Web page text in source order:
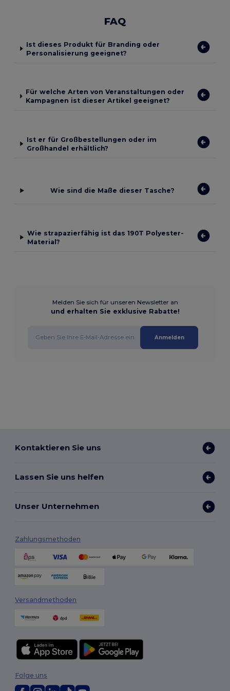
FAQ
Ist dieses Produkt für Branding oder
Personalisierung geeignet?
Für welche Arten von Veranstaltungen oder
Kampagnen ist dieser Artikel geeignet?
Ist er für Großbestellungen oder im
Großhandel erhältlich?
Wie sind die Maße dieser Tasche?
Wie strapazierfähig ist das 190T Polyester-
Material?
Melden Sie sich für unseren Newsletter an
und erhalten Sie exklusive Rabatte!
Anmelden
Kontaktieren Sie uns
Lassen Sie uns helfen
Unser Unternehmen
Zahlungsmethoden
Versandmethoden
Folge uns